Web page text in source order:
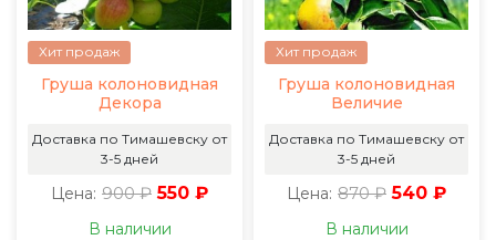
Хит продаж
Груша колоновидная
Декора
Доставка по Тимашевску от
3-5 дней
Цена: 900 ₽ 550 ₽
В наличии
Хит продаж
Груша колоновидная
Величие
Доставка по Тимашевску от
3-5 дней
Цена: 870 ₽ 540 ₽
В наличии